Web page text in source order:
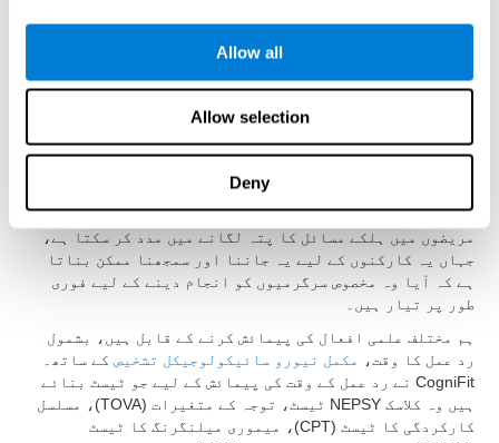
Allow all
Allow selection
Deny
ہماری صلاحیت براہ راست اس علمی مہارت پر منحصر ہے۔ ردعمل
کے وقت کا اندازہ کرنے اور یہ سمجھنے کے قابل ہونا کہ یہ
ثابت ہو سکتا ہے۔ مثال کے طور پر،ماہرین تعلیم
یہ اساتذہ یا والدین کو یہ سمجھنے کی اجازت دیتا ہے کہ آیا
تعلیمی اثرات ہو سکتے ہیں،طبی، کیونکہ یہ ادراک،
پروسیسنگ، یا موٹر ایریاز، یاپیشہ ورانہمیدان میں
مریضوں میں ہلکے مسائل کا پتہ لگانے میں مدد کر سکتا ہے،
جہاں یہ کارکنوں کے لیے یہ جاننا اور سمجھنا ممکن بناتا
ہے کہ آیا وہ مخصوص سرگرمیوں کو انجام دینے کے لیے فوری
طور پر تیار ہیں۔
ہم مختلف علمی افعال کی پیمائش کرنے کے قابل ہیں، بشمول
رد عمل کا وقت، مکمل نیورو سائیکولوجیکل تشخیص کے ساتھ۔
CogniFit نے رد عمل کے وقت کی پیمائش کے لیے جو ٹیسٹ بنائے
ہیں وہ کلاسک NEPSY ٹیسٹ، توجہ کے متغیرات (TOVA)، مسلسل
کارکردگی کا ٹیسٹ (CPT)، میموری میلنگرنگ کا ٹیسٹ